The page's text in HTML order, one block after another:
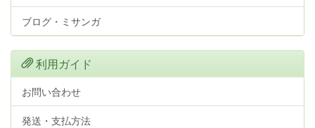
ブログ・ミサンガ
利用ガイド
お問い合わせ
発送・支払方法